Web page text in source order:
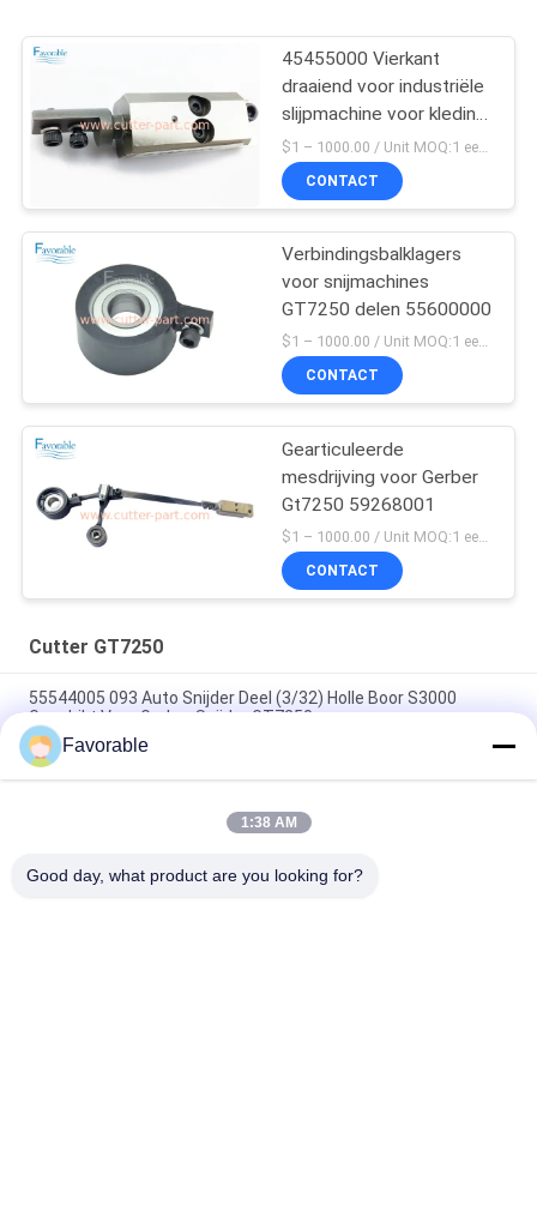
45455000 Vierkant
draaiend voor industriële
slijpmachine voor kleding
GT7250
CONTACT
Verbindingsbalklagers
voor snijmachines
GT7250 delen 55600000
$1 – 1000.00 / Unit MOQ:1 eenheid/eenheden Negociate
CONTACT
Gearticuleerde
mesdrijving voor Gerber
Gt7250 59268001
$1 – 1000.00 / Unit MOQ:1 eenheid/eenheden Negociate
CONTACT
Cutter GT7250
55544005 093 Auto Snijder Deel (3/32) Holle Boor S3000
Geschikt Voor Gerber Snijder GT7250
Blue Gerber Cutter GT7250 Thomson Lager #SSE-M20-0PN-
WW 153500557
465500367 Zeskant Nippel Messing FTG Wetherhead 3325X2
Favorable
1:38 AM
Good day, what product are you looking for?